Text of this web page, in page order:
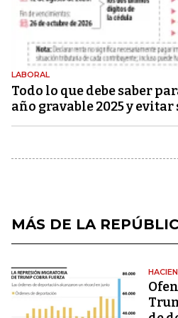
LABORAL
Todo lo que debe saber
año gravable 2025 y
MÁS DE LA